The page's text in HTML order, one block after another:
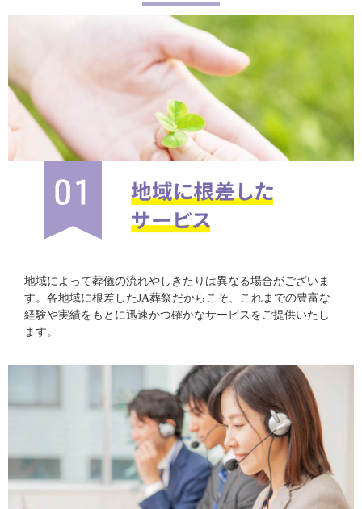
地域によって葬儀の流れやしきたりは異なる場合がございま
す。各地域に根差したJA葬祭だからこそ、これまでの豊富な
経験や実績をもとに迅速かつ確かなサービスをご提供いたし
ます。